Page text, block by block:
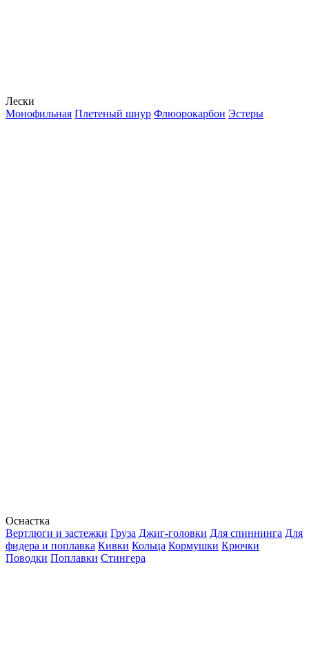
Лески
Монофильная Плетеный шнур Флюорокарбон Эстеры
Оснастка
Вертлюги и застежки Груза Джиг-головки Для спиннинга Для
фидера и поплавка Кивки Кольца Кормушки Крючки
Поводки Поплавки Стингера